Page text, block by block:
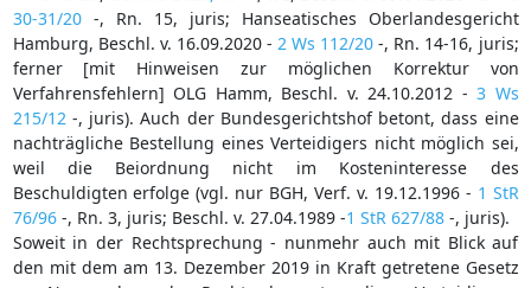
30-31/20-, Rn. 15, juris; Hanseatisches Oberlandesgericht
Hamburg, Beschl. v. 16.09.2020 - 2 Ws 112/20 -, Rn. 14-16, juris;
ferner [mit Hinweisen zur möglichen Korrektur von
Verfahrensfehlern] OLG Hamm, Beschl. v. 24.10.2012 - 3 Ws
215/12 -, juris). Auch der Bundesgerichtshof betont, dass eine
nachträgliche Bestellung eines Verteidigers nicht möglich sei,
weil die Beiordnung nicht im Kosteninteresse des
Beschuldigten erfolge (vgl. nur BGH, Verf. v. 19.12.1996 - 1 StR
76/96-, Rn. 3, juris; Beschl. v. 27.04.1989 -1 StR 627/88-, juris).
Soweit in der Rechtsprechung - nunmehr auch mit Blick auf
den mit dem am 13. Dezember 2019 in Kraft getretene Gesetz